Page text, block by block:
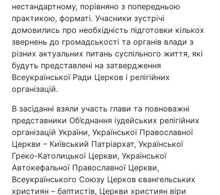
нестандартному, порівняно з попередньою
практикою, форматі. Учасники зустрічі
домовились про необхідність підготовки кількох
звернень до громадськості та органів влади з
різних актуальних питань суспільного життя, які
будуть представлені на затвердження
Всеукраїнської Ради Церков і релігійних
організацій.
В засіданні взяли участь глави та повноважні
представники Об’єднання іудейських релігійних
організацій України, Української Православної
Церкви – Київський Патріархат, Української
Греко-Католицької Церкви, Української
Автокефальної Православної Церкви,
Всеукраїнського Союзу Церков євангельських
християн – баптистів, Церкви християн віри